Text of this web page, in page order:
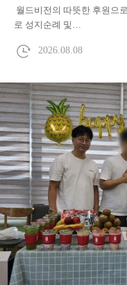
월드비전의 따뜻한 후원으
로 성지순례 및…
2026.08.08